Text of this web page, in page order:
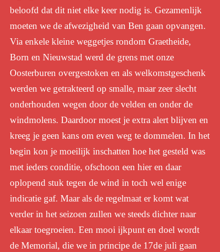
beloofd dat dit niet elke keer nodig is. Gezamenlijk
moeten we de afwezigheid van Ben gaan opvangen.
Via enkele kleine weggetjes rondom Graetheide,
Born en Nieuwstad werd de grens met onze
Oosterburen overgestoken en als welkomstgeschenk
werden we getrakteerd op smalle, maar zeer slecht
onderhouden wegen door de velden en onder de
windmolens. Daardoor moest je extra alert blijven en
kreeg je geen kans om even weg te dommelen. In het
begin kon je moeilijk inschatten hoe het gesteld was
met ieders conditie, ofschoon een hier en daar
oplopend stuk tegen de wind in toch wel enige
indicatie gaf. Maar als de regelmaat er komt wat
verder in het seizoen zullen we steeds dichter naar
elkaar toegroeien. Een mooi ijkpunt en doel wordt
de Memorial, die we in principe de 17de juli gaan